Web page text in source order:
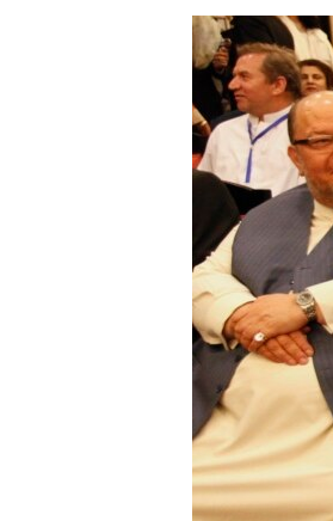
ອິດສະຫຼະພາບດ້ານການຂ່າວ
ວິທະຍາສາດ-ເທັກໂນໂລຈີ